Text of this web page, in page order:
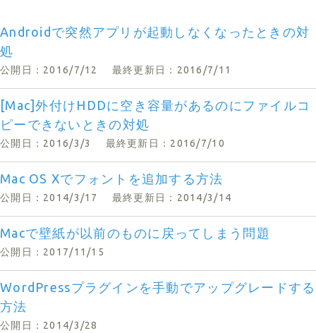
Androidで突然アプリが起動しなくなったときの対
処
公開日：2016/7/12 最終更新日：2016/7/11
[Mac]外付けHDDに空き容量があるのにファイルコ
ピーできないときの対処
公開日：2016/3/3 最終更新日：2016/7/10
Mac OS Xでフォントを追加する方法
公開日：2014/3/17 最終更新日：2014/3/14
Macで壁紙が以前のものに戻ってしまう問題
公開日：2017/11/15
WordPressプラグインを手動でアップグレードする
方法
公開日：2014/3/28